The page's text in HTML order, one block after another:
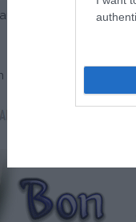
congélateur
blanc